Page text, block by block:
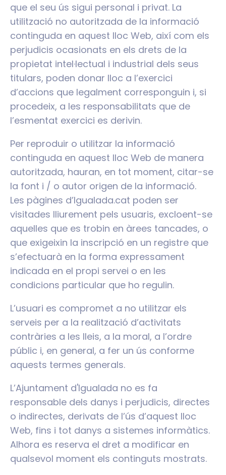
que el seu ús sigui personal i privat. La
utilització no autoritzada de la informació
continguda en aquest lloc Web, així com els
perjudicis ocasionats en els drets de la
propietat intel·lectual i industrial dels seus
titulars, poden donar lloc a l’exercici
d’accions que legalment corresponguin i, si
procedeix, a les responsabilitats que de
l’esmentat exercici es derivin.
Per reproduir o utilitzar la informació
continguda en aquest lloc Web de manera
autoritzada, hauran, en tot moment, citar-se
la font i / o autor origen de la informació.
Les pàgines d’Igualada.cat poden ser
visitades lliurement pels usuaris, excloent-se
aquelles que es trobin en àrees tancades, o
que exigeixin la inscripció en un registre que
s’efectuarà en la forma expressament
indicada en el propi servei o en les
condicions particular que ho regulin.
L’usuari es compromet a no utilitzar els
serveis per a la realització d’activitats
contràries a les lleis, a la moral, a l’ordre
públic i, en general, a fer un ús conforme
aquests termes generals.
L’Ajuntament d'Igualada no es fa
responsable dels danys i perjudicis, directes
o indirectes, derivats de l’ús d’aquest lloc
Web, fins i tot danys a sistemes informàtics.
Alhora es reserva el dret a modificar en
qualsevol moment els continguts mostrats.